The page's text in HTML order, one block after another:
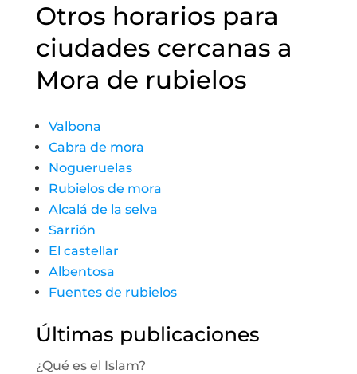
Otros horarios para
ciudades cercanas a
Mora de rubielos
Valbona
Cabra de mora
Nogueruelas
Rubielos de mora
Alcalá de la selva
Sarrión
El castellar
Albentosa
Fuentes de rubielos
Últimas publicaciones
¿Qué es el Islam?